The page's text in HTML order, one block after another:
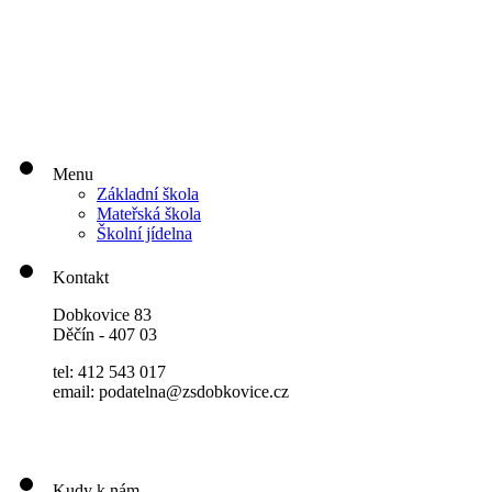
Menu
Základní škola
Mateřská škola
Školní jídelna
Kontakt
Dobkovice 83
Děčín - 407 03
tel: 412 543 017
email: podatelna@zsdobkovice.cz